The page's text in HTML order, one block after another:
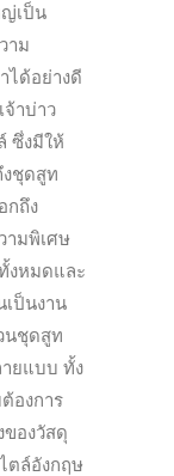
ญ่เป็น
าม
ได้อย่างดี
าบ่าว
ซึ่งมีให้
งชุดสูท
กถึง
ามพิเศษ
งหมดและ
ป็นงาน
นชุดสูท
ายแบบ ทั้ง
องการ
ของวัสดุ
ตล์อังกฤษ